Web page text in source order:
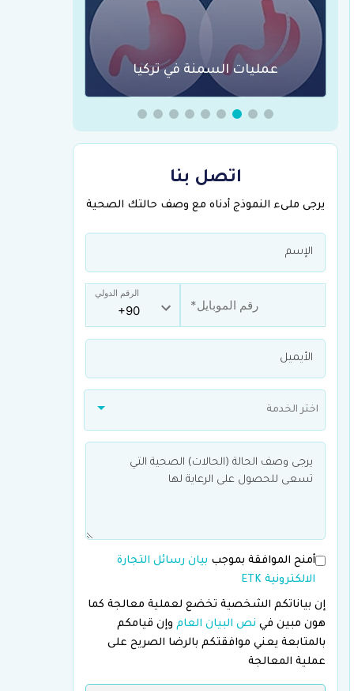
جراحة العظام والعمود الفقري
اتصل بنا
يرجى ملىء النموذج أدناه مع وصف حالتك الصحية
الرقم الدولي
اختر الخدمة
أمنح الموافقة بموجب بيان رسائل التجارة
الالكترونية ETK
إن بياناتكم الشخصية تخضع لعملية معالجة كما
هون مبين في نص البيان العام وإن قيامكم
بالمتابعة يعني موافقتكم بالرضا الصريح على
عملية المعالجة